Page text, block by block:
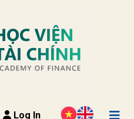
Log In